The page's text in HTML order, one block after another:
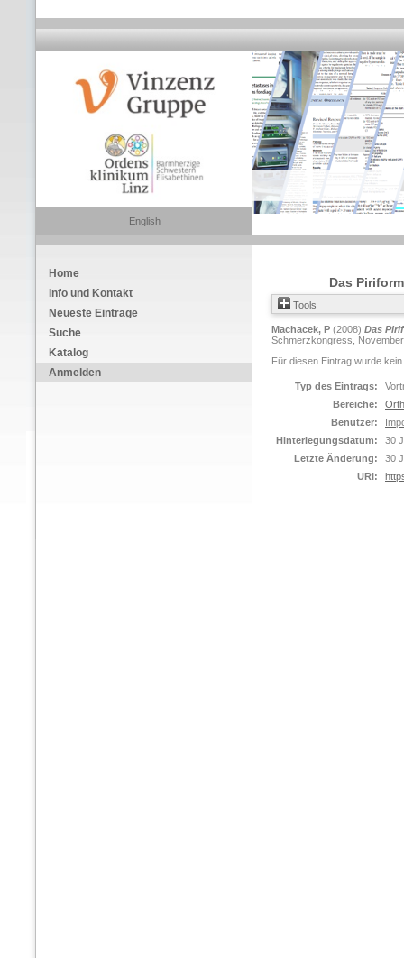
English
Home
Info und Kontakt
Neueste Einträge
Suche
Katalog
Anmelden
Das
Tools
Machacek, P (2008) Das
Schmerzkongress,
Für diesen Eintrag wurde
Typ des Eintrags:
Bereiche:
Benutzer:
Hinterlegungsdatum:
30
Letzte Änderung:
30
URI: